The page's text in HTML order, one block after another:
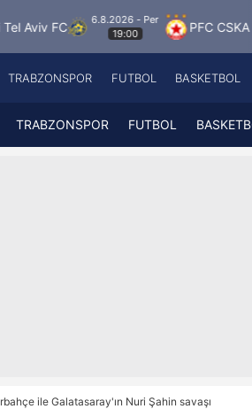
6.8.2026 - Per
19:00
PFC CSKA Sofia FK
Fenerbahçe
Galatasaray
A
ATV
TRABZONSPOR FUTBOL BASKETBOL
TRABZONSPOR FUTBOL
ile Galatasaray'ın Nuri Şahin savaşı